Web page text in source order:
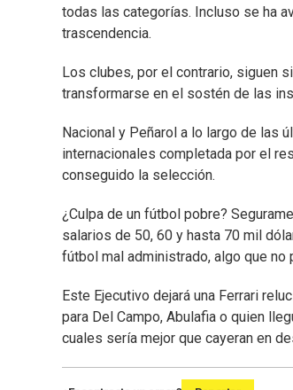
todas las categorías. Incluso se ha
trascendencia.
Los clubes, por el contrario, siguen
transformarse en el sostén de las
Nacional y Peñarol a lo largo de las
internacionales completada por el
conseguido la selección.
¿Culpa de un fútbol pobre?
salarios de 50, 60 y hasta 70 mil
fútbol mal administrado, algo que
Este Ejecutivo dejará una Ferrari
para Del Campo, Abulafia o quien
cuales sería mejor que cayeran en